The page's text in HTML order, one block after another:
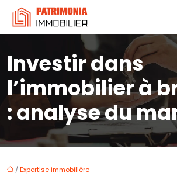
Investir dans
l’immobilier à
: analyse du
/Expertise immobilière